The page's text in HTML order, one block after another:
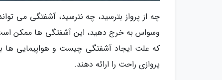
چه از پرواز بترسید، چه نترسید، آشفتگی می
وسواس به خرج دهید، این آشفتگی ها ممکن است
که علت ایجاد آشفتگی چیست و هواپیمایی ها
پروازی راحت را ارائه دهند.